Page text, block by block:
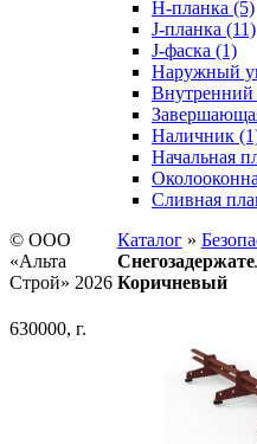
H-планка (5)
J-планка (11)
J-фаска (1)
Наружный
Внутренний
Наличник
Начальная
Сливная
Каталог»
Коричневый
© ООО
«Альта
Строй» 2026
630000, г.